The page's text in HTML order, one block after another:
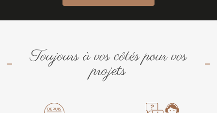
Toujours à vos côtés pour vos
projets